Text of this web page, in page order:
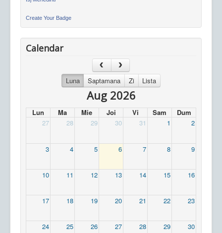
Create Your Badge
Calendar
Luna Saptamana Zi Lista
Aug 2026
Lun Ma Mie Joi Vi Sam
Dum
27
28 29 30 31 1 2
3 4 5 6 7 8 9
10 11 12 13 14 15 16
17 18 19 20 21 22 23
24 25 26 27 28 29 30